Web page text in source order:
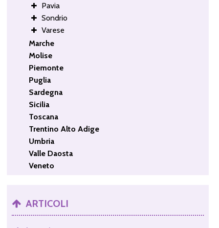
Pavia
Sondrio
Varese
Marche
Molise
Piemonte
Puglia
Sardegna
Sicilia
Toscana
Trentino Alto Adige
Umbria
Valle Daosta
Veneto
ARTICOLI